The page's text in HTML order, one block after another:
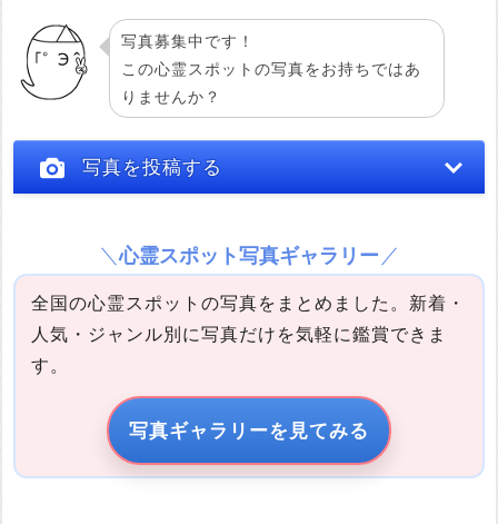
写真募集中です！
この心霊スポットの写真をお持ちではあ
りませんか？
写真を投稿する
写真の説明
心霊スポット写真ギャラリー
全国の心霊スポットの写真をまとめました。新着・
人気・ジャンル別に写真だけを気軽に鑑賞できま
す。
写真ギャラリーを見てみる